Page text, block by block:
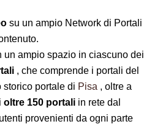
su un ampio Network di Portali
un ampio spazio in ciascuno dei
, che comprende i portali del
storico portale di Pisa , oltre a
oltre 150 portali in rete dal
provenienti da ogni parte